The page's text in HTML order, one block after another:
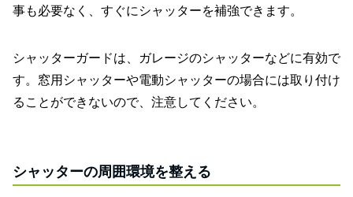
事も必要なく、すぐにシャッターを補強できます。
シャッターガードは、ガレージのシャッターなどに有効で
す。窓用シャッターや電動シャッターの場合には取り付け
ることができないので、注意してください。
シャッターの周囲環境を整える